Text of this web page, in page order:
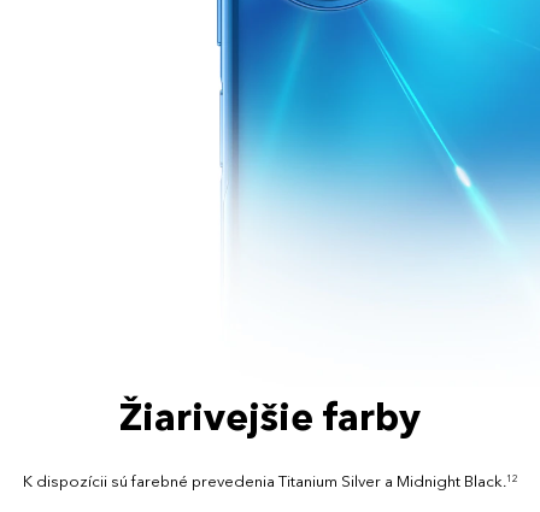
Žiarivejšie farby
K dispozícii sú farebné prevedenia Titanium Silver a Midnight Black.12